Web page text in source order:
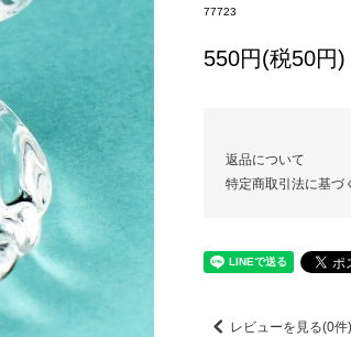
77723
550円(税50円)
返品について
特定商取引法に基づ
レビューを見る(0件)